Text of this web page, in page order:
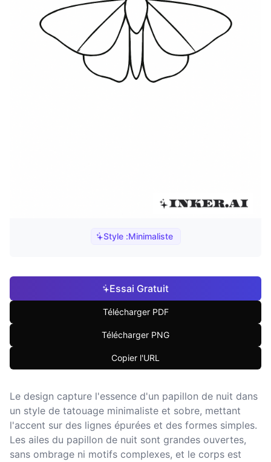
Style :Minimaliste
Essai Gratuit
Télécharger PDF
Télécharger PNG
Copier l'URL
Le design capture l'essence d'un papillon de nuit dans
un style de tatouage minimaliste et sobre, mettant
l'accent sur des lignes épurées et des formes simples.
Les ailes du papillon de nuit sont grandes ouvertes,
sans ombrage ni motifs complexes, et le corps est